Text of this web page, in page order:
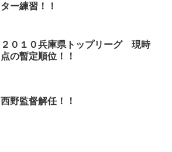
ター練習！！
２０１０兵庫県トップリーグ 現時
点の暫定順位！！
西野監督解任！！